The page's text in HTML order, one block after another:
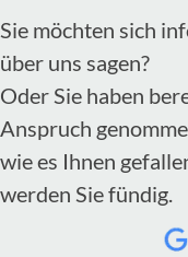
Sie möchten sich
über uns sagen?
Oder Sie haben
Anspruch
wie es Ihnen
werden Sie fündig.